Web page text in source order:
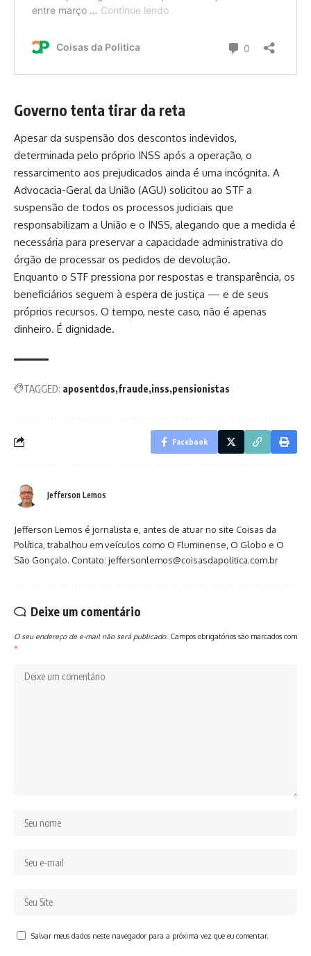
Governo tenta tirar da reta
Apesar da suspensão dos descontos indevidos,
determinada pelo próprio INSS após a operação, o
ressarcimento aos prejudicados ainda é uma incógnita. A
Advocacia-Geral da União (AGU) solicitou ao STF a
suspensão de todos os processos judiciais que
responsabilizam a União e o INSS, alegando que a medida é
necessária para preservar a capacidade administrativa do
órgão de processar os pedidos de devolução.
Enquanto o STF pressiona por respostas e transparência, os
beneficiários seguem à espera de justiça — e de seus
próprios recursos. O tempo, neste caso, não é apenas
dinheiro. É dignidade.
TAGGED: aposentdos fraude inss pensionistas
Facebook
Jefferson Lemos
Jefferson Lemos é jornalista e, antes de atuar no site Coisas da
Política, trabalhou em veículos como O Fluminense, O Globo e O
São Gonçalo. Contato: jeffersonlemos@coisasdapolitica.com.br
Deixe um comentário
O seu endereço de e-mail não será publicado. Campos obrigatórios são marcados com
*
Salvar meus dados neste navegador para a próxima vez que eu comentar.